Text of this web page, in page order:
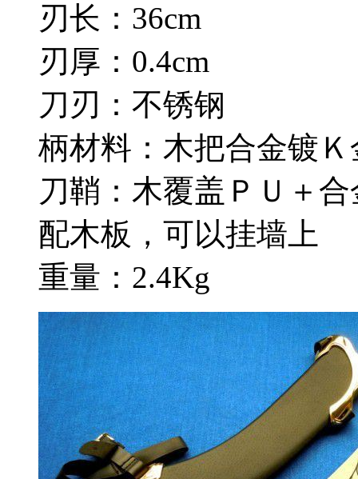
刃长：36cm
刃厚：0.4cm
刀刃：不锈钢
柄材料：木把合金镀
刀鞘：木覆盖ＰＵ＋
配木板，可以挂墙上
重量：2.4Kg